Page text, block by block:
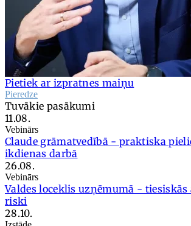
Pietiek ar izpratnes maiņu
Pieredze
Tuvākie pasākumi
11.08.
Vebinārs
Claude grāmatvedībā - praktiska
ikdienas darbā
26.08.
Vebinārs
Valdes loceklis uzņēmumā - tiesiskās
riski
28.10.